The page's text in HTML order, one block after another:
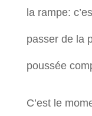
la rampe:
passer de la
poussée
C’est le